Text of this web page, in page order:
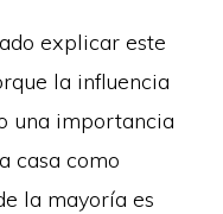
explicar este
la influencia
una importancia
casa como
la mayoría es